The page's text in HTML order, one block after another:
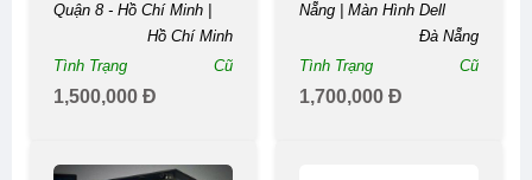
Quận 8 - Hồ Chí Minh |
Thanh Lý Máy Tính Bàn
...
Hồ Chí Minh
Tình Trạng
Cũ
1,500,000 Đ
Nẵng | Màn Hình Dell
U2414H 24 Inch IPS Màu
Đà Nẵng
Tình Trạng
Cũ
1,700,000 Đ